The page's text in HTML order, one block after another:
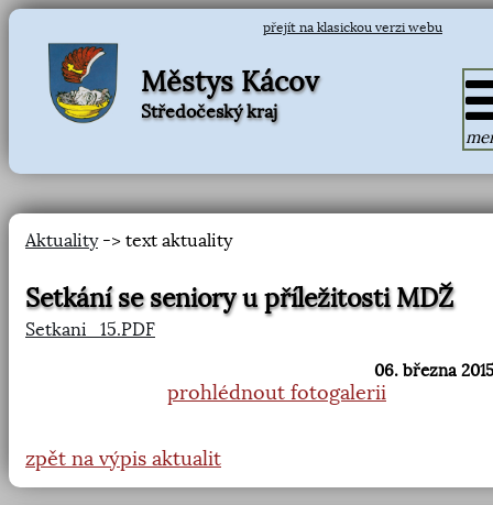
přejít na klasickou verzi webu
Městys Kácov
Středočeský kraj
Aktuality-> text aktuality
Setkání se seniory u příležitosti MDŽ
Setkani_15.PDF
06. března
prohlédnout fotogalerii
zpět na výpis aktualit